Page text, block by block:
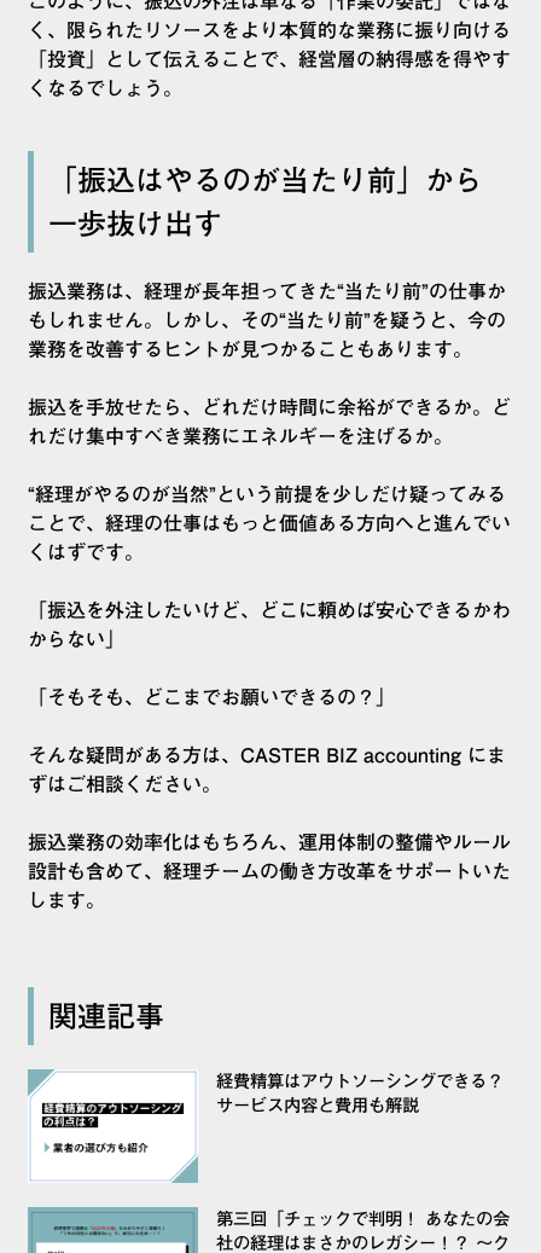
く、限られたリソースをより本質的な業務に振り向ける
「投資」として伝えることで、経営層の納得感を得やす
くなるでしょう。
「振込はやるのが当たり前」から
一歩抜け出す
振込業務は、経理が長年担ってきた“当たり前”の仕事か
もしれません。しかし、その“当たり前”を疑うと、今の
業務を改善するヒントが見つかることもあります。
振込を手放せたら、どれだけ時間に余裕ができるか。ど
れだけ集中すべき業務にエネルギーを注げるか。
“経理がやるのが当然”という前提を少しだけ疑ってみる
ことで、経理の仕事はもっと価値ある方向へと進んでい
くはずです。
「振込を外注したいけど、どこに頼めば安心できるかわ
からない」
「そもそも、どこまでお願いできるの？」
そんな疑問がある方は、CASTER BIZ accounting にま
ずはご相談ください。
振込業務の効率化はもちろん、運用体制の整備やルール
設計も含めて、経理チームの働き方改革をサポートいた
します。
関連記事
経費精算はアウトソーシングできる？
サービス内容と費用も解説
第三回「 チェックで判明！ あなたの会
社の経理はまさかのレガシー！？ 〜ク